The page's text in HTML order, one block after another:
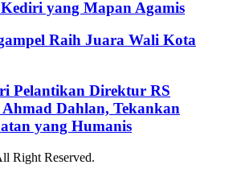
yang Mapan Agamis
Raih Juara Wali Kota
Pelantikan Direktur RS
Dahlan, Tekankan
yang Humanis
Right Reserved.